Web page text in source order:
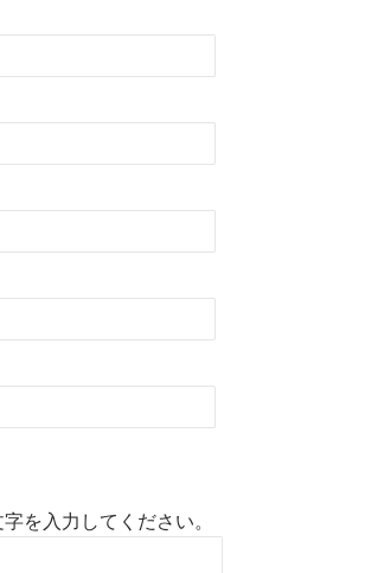
を入力してください。